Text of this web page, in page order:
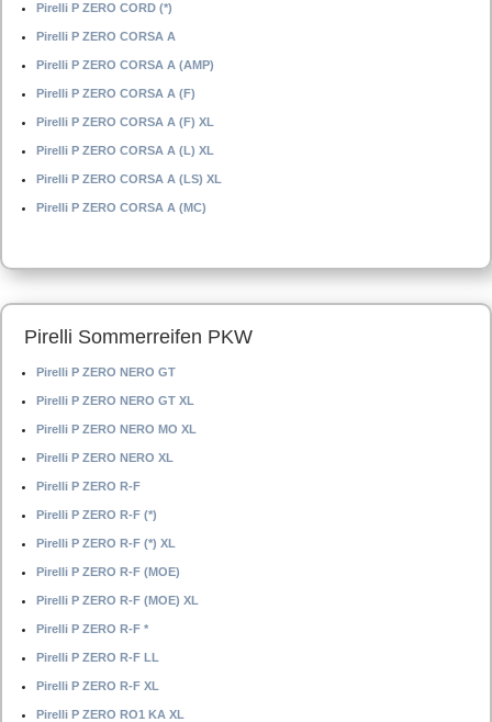
Pirelli P ZERO CORD (*)
Pirelli P ZERO CORSA A
Pirelli P ZERO CORSA A (AMP)
Pirelli P ZERO CORSA A (F)
Pirelli P ZERO CORSA A (F) XL
Pirelli P ZERO CORSA A (L) XL
Pirelli P ZERO CORSA A (LS) XL
Pirelli P ZERO CORSA A (MC)
Pirelli Sommerreifen PKW
Pirelli P ZERO NERO GT
Pirelli P ZERO NERO GT XL
Pirelli P ZERO NERO MO XL
Pirelli P ZERO NERO XL
Pirelli P ZERO R-F
Pirelli P ZERO R-F (*)
Pirelli P ZERO R-F (*) XL
Pirelli P ZERO R-F (MOE)
Pirelli P ZERO R-F (MOE) XL
Pirelli P ZERO R-F *
Pirelli P ZERO R-F LL
Pirelli P ZERO R-F XL
Pirelli P ZERO RO1 KA XL